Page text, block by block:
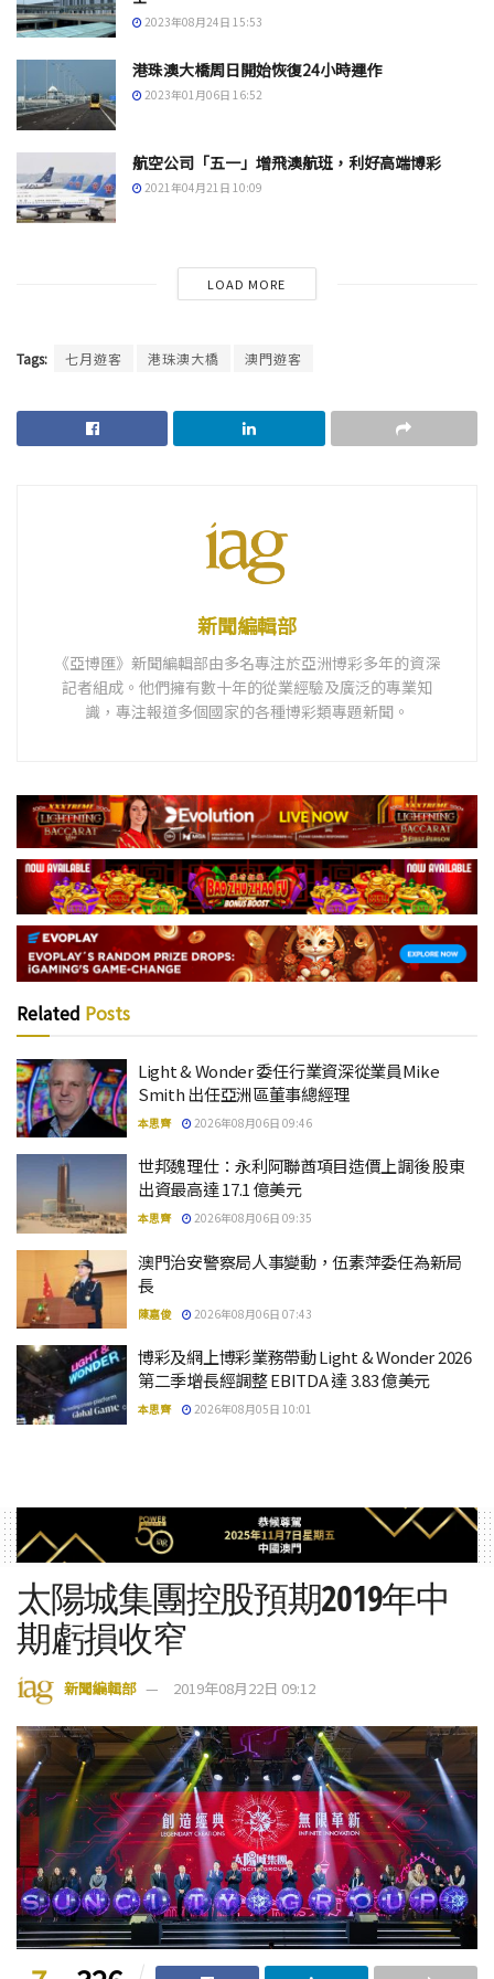
2023年08月24日 15:53
港珠澳大橋周日開始恢復24小時運作
2023年01月06日 16:52
航空公司「五一」增飛澳航班，利好高端博彩
2021年04月21日 10:09
LOAD MORE
Tags: 七月遊客 港珠澳大橋 澳門遊客
新聞編輯部
《亞博匯》新聞編輯部由多名專注於亞洲博彩多年的資深
記者組成。他們擁有數十年的從業經驗及廣泛的專業知
識，專注報道多個國家的各種博彩類專題新聞。
Related Posts
Light & Wonder 委任行業資深從業員Mike
Smith 出任亞洲區董事總經理
本思齊 2026年08月06日 09:46
世邦魏理仕：永利阿聯酋項目造價上調後 股東
出資最高達 17.1 億美元
本思齊 2026年08月06日 09:35
澳門治安警察局人事變動，伍素萍委任為新局
長
陳嘉俊 2026年08月06日 07:43
博彩及網上博彩業務帶動 Light & Wonder 2026
第二季增長經調整 EBITDA 達 3.83 億美元
本思齊 2026年08月05日 10:01
太陽城集團控股預期2019年中
期虧損收窄
新聞編輯部 2019年08月22日 09:12